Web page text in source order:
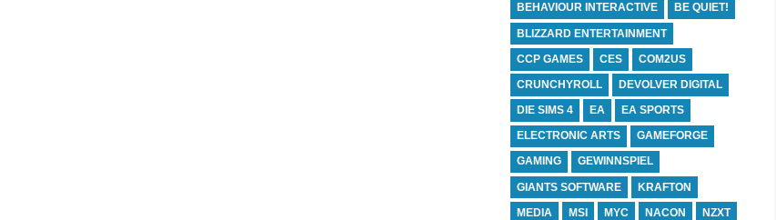
BEHAVIOUR INTERACTIVE BE QUIET!
BLIZZARD ENTERTAINMENT
CCP GAMES CES COM2US
CRUNCHYROLL DEVOLVER DIGITAL
DIE SIMS 4 EA EA SPORTS
ELECTRONIC ARTS GAMEFORGE
GAMING GEWINNSPIEL
GIANTS SOFTWARE KRAFTON
MEDIA MSI MYC NACON NZXT